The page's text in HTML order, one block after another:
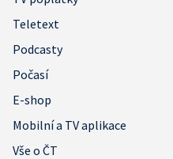
Teletext
Podcasty
Počasí
E-shop
Mobilní a TV aplikace
Vše o ČT